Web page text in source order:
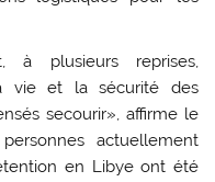
à plusieurs reprises,
vie et la sécurité des
secourir», affirme le
actuellement
en Libye ont été